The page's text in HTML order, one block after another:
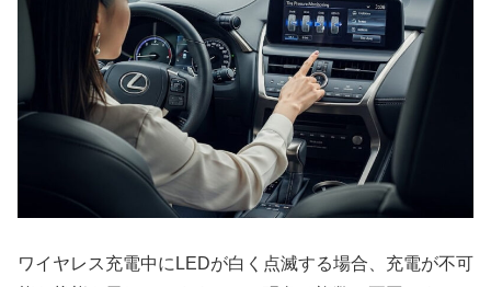
ワイヤレス充電中にLEDが白く点滅する場合、充電が不可